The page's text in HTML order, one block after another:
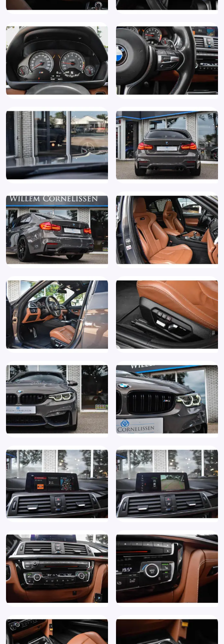
Sportstuurwiel met leder bekleed (255)
Spraakbediening
Start/stop systeem
Stuurbekrachtiging snelheidsafhankelijk
Stuur verstelbaar
Stuurwiel multifunctioneel
Telefoonintegratie
Volledige onderhoudshistorie beschikbaar
WiFi hotspot (6WD)
Zij airbag(s) voor
Driving Assistant (5AS)
Elektrisch bediend zonnescherm 7 serie (415)